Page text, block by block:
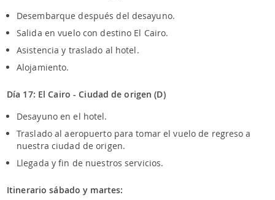
Desembarque después del desayuno.
Salida en vuelo con destino El Cairo.
Asistencia y traslado al hotel.
Alojamiento.
Día 17: El Cairo - Ciudad de origen (D)
Desayuno en el hotel.
Traslado al aeropuerto para tomar el vuelo de regreso a
nuestra ciudad de origen.
Llegada y fin de nuestros servicios.
Itinerario sábado y martes: